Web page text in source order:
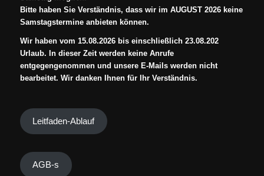
Bitte haben Sie Verständnis, dass wir im AUGUST 2026 keine
Samstagstermine anbieten können.
Wir haben vom 15.08.2026 bis einschließlich 23.08.202
Urlaub. In dieser Zeit werden keine Anrufe
entgegengenommen und unsere E-Mails werden nicht
bearbeitet. Wir danken Ihnen für Ihr Verständnis.
Leitfaden-Ablauf
AGB-s